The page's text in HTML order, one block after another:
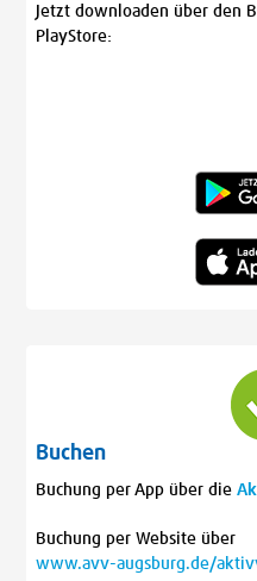
Jetzt downloaden über den
PlayStore:
Buchen
Buchung per App über die
Buchung per Website über
www.avv-augsburg.de/